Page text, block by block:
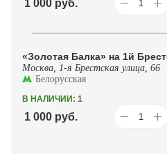
1 000 руб.
«Золотая Балка» на 1й
Москва, 1-я Брестская улица, 66
Белорусская
В НАЛИЧИИ: 1
1 000 руб.